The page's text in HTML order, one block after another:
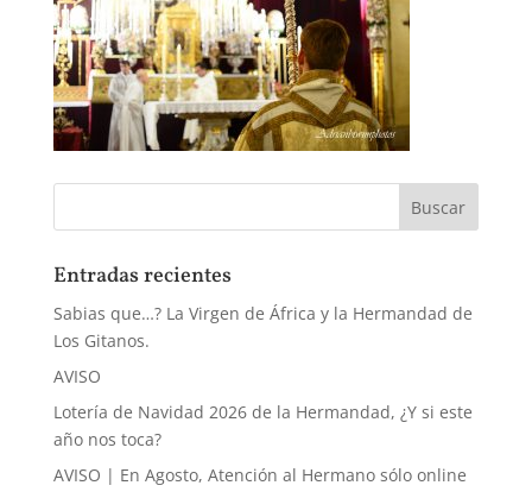
Entradas recientes
Sabias que…? La Virgen de África y la Hermandad de
Los Gitanos.
AVISO
Lotería de Navidad 2026 de la Hermandad, ¿Y si este
año nos toca?
AVISO | En Agosto, Atención al Hermano sólo online